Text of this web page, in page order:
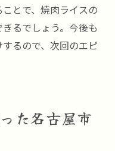
とで、焼肉ライスの
るでしょう。今後も
るので、次回のエピ
た名古屋市